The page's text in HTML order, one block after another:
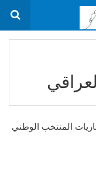
المنتخب الوطني